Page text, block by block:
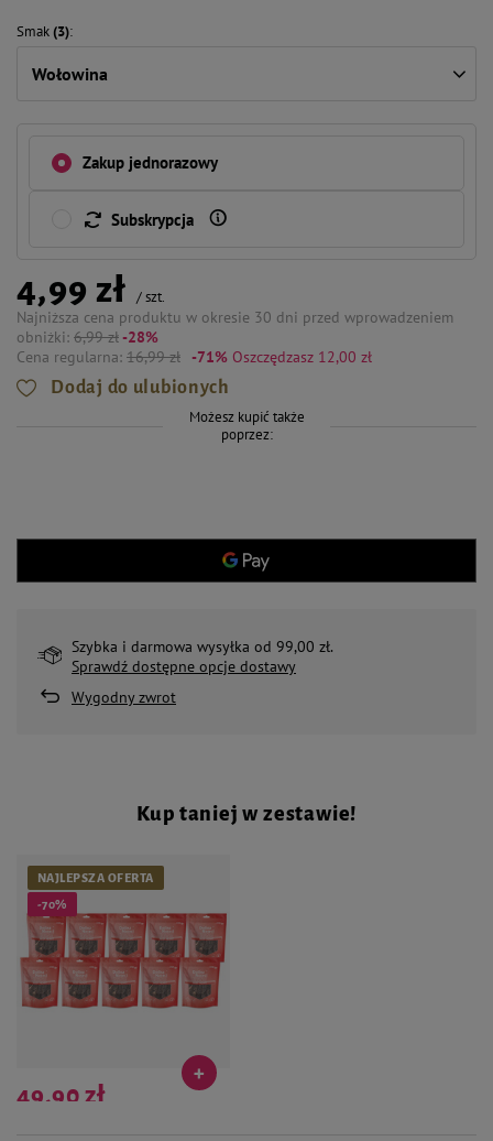
Smak(3)
Wołowina
Zakup jednorazowy
Subskrypcja
4,99 zł /szt.
Najniższa cena produktu w okresie 30 dni przed wprowadzeniem
obniżki: 6,99 zł-28%
Cena regularna: 16,99 zł -71% Oszczędzasz 12,00 zł
Dodaj do ulubionych
Możesz kupić także
poprzez:
Szybka i darmowa wysyłka od 99,00 zł.
Sprawdź dostępne opcje dostawy
Wygodny zwrot
Kup taniej w zestawie!
NAJLEPSZA OFERTA
-70%
49,90 zł